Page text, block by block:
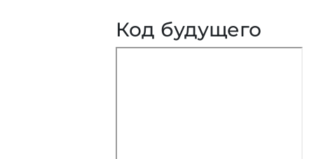
Код будущего